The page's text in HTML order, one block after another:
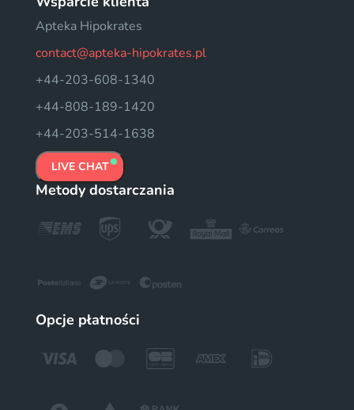
Apteka Hipokrates
contact@apteka-hipokrates.pl
+44-203-608-1340
+44-808-189-1420
+44-203-514-1638
LIVE CHAT
Metody dostarczania
Opcje płatności